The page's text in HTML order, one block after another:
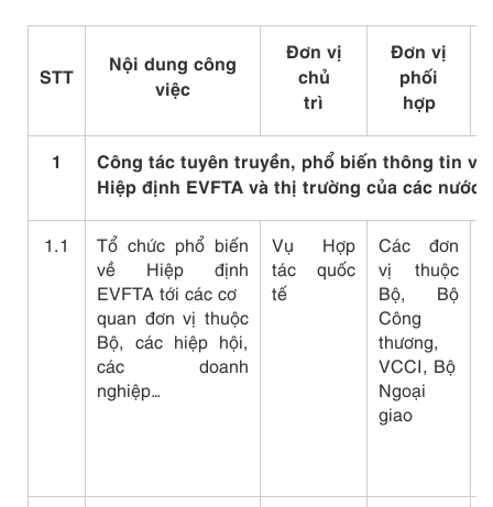
STT
Nội dung công
việc
Đơn vị
chủ
trì
Đơn vị
phối
hợp
1
Công tác tuyên truyền, phổ biến thông tin về
Hiệp định EVFTA và thị trường của các nước
1.1
Tổ chức phổ biến
về Hiệp định
EVFTA tới các cơ
quan đơn vị thuộc
Bộ, các hiệp hội,
các doanh
nghiệp…
Vụ Hợp
tác quốc
tế
Các đơn
vị thuộc
Bộ, Bộ
Công
thương,
VCCI, Bộ
Ngoại
giao